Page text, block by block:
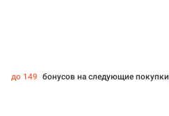
до 149 бонусов на следующие покупки